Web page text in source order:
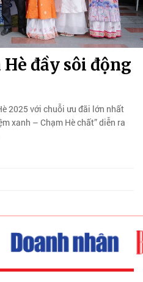
đầy sôi động
2025 với chuỗi ưu đãi lớn nhất
xanh – Chạm Hè chất” diễn ra